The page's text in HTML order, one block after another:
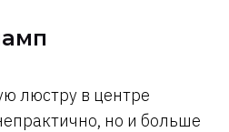
люстру в центре
но и больше